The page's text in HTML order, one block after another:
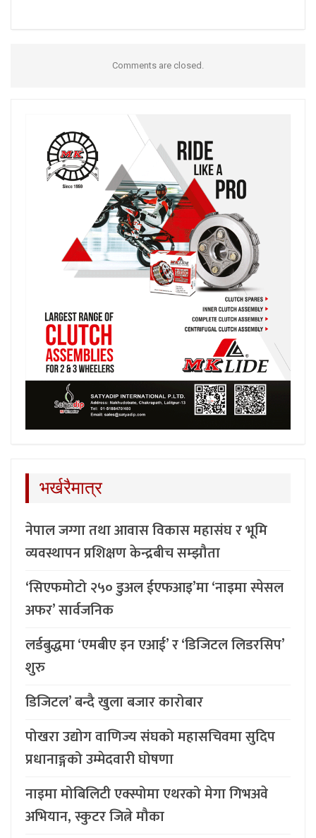
Comments are closed.
भर्खरैमात्र
नेपाल जग्गा तथा आवास विकास महासंघ र भूमि
व्यवस्थापन प्रशिक्षण केन्द्रबीच सम्झौता
‘सिएफमोटो २५० डुअल ईएफआइ’मा ‘नाइमा स्पेसल
अफर’ सार्वजनिक
लर्डबुद्धमा ‘एमबीए इन एआई’ र ‘डिजिटल लिडरसिप’
शुरु
डिजिटल’ बन्दै खुला बजार कारोबार
पोखरा उद्योग वाणिज्य संघको महासचिवमा सुदिप
प्रधानाङ्गको उम्मेदवारी घोषणा
नाइमा मोबिलिटी एक्स्पोमा एथरको मेगा गिभअवे
अभियान, स्कुटर जित्ने मौका